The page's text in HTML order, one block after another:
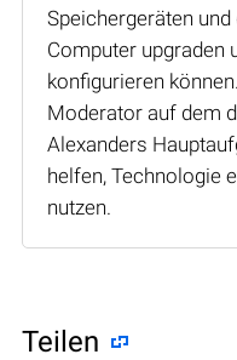
Speichergeräten und
Computer upgraden
konfigurieren
Moderator auf dem
Alexanders
helfen, Technologie
nutzen.
Teilen